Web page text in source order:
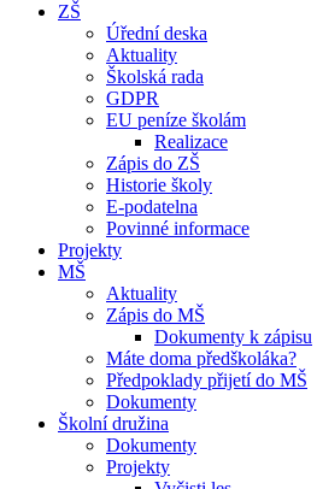
ZŠ
Úřední deska
Aktuality
Školská rada
GDPR
EU peníze školám
Realizace
Zápis do ZŠ
Historie školy
E-podatelna
Povinné informace
Projekty
MŠ
Aktuality
Zápis do MŠ
Dokumenty k zápisu
Máte doma předškoláka?
Předpoklady přijetí do MŠ
Dokumenty
Školní družina
Dokumenty
Projekty